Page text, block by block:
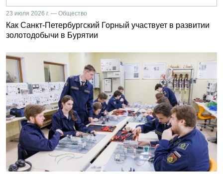
23 июля 2026 г. — Общество
Как Санкт-Петербургский Горный участвует в развитии
золотодобычи в Бурятии